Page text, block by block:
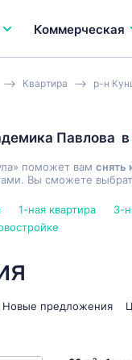
Коммерческая
Квартира р-н
Павлова в
поможет вам снять
Вы сможете
1-ная квартира 3-
Новые предложения